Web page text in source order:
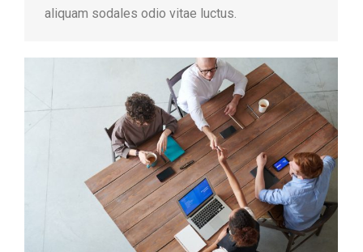
aliquam sodales odio vitae luctus.